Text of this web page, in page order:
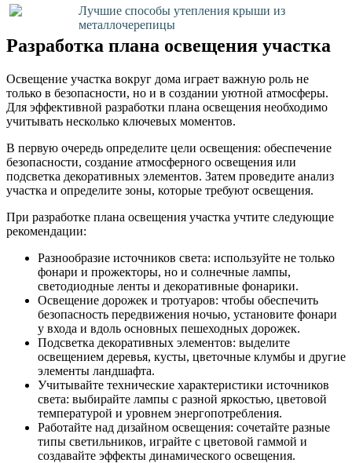
Лучшие способы утепления крыши из
металлочерепицы
Разработка плана освещения участка
Освещение участка вокруг дома играет важную роль не
только в безопасности, но и в создании уютной атмосферы.
Для эффективной разработки плана освещения необходимо
учитывать несколько ключевых моментов.
В первую очередь определите цели освещения: обеспечение
безопасности, создание атмосферного освещения или
подсветка декоративных элементов. Затем проведите анализ
участка и определите зоны, которые требуют освещения.
При разработке плана освещения участка учтите следующие
рекомендации:
Разнообразие источников света: используйте не только
фонари и прожекторы, но и солнечные лампы,
светодиодные ленты и декоративные фонарики.
Освещение дорожек и тротуаров: чтобы обеспечить
безопасность передвижения ночью, установите фонари
у входа и вдоль основных пешеходных дорожек.
Подсветка декоративных элементов: выделите
освещением деревья, кусты, цветочные клумбы и другие
элементы ландшафта.
Учитывайте технические характеристики источников
света: выбирайте лампы с разной яркостью, цветовой
температурой и уровнем энергопотребления.
Работайте над дизайном освещения: сочетайте разные
типы светильников, играйте с цветовой гаммой и
создавайте эффекты динамического освещения.